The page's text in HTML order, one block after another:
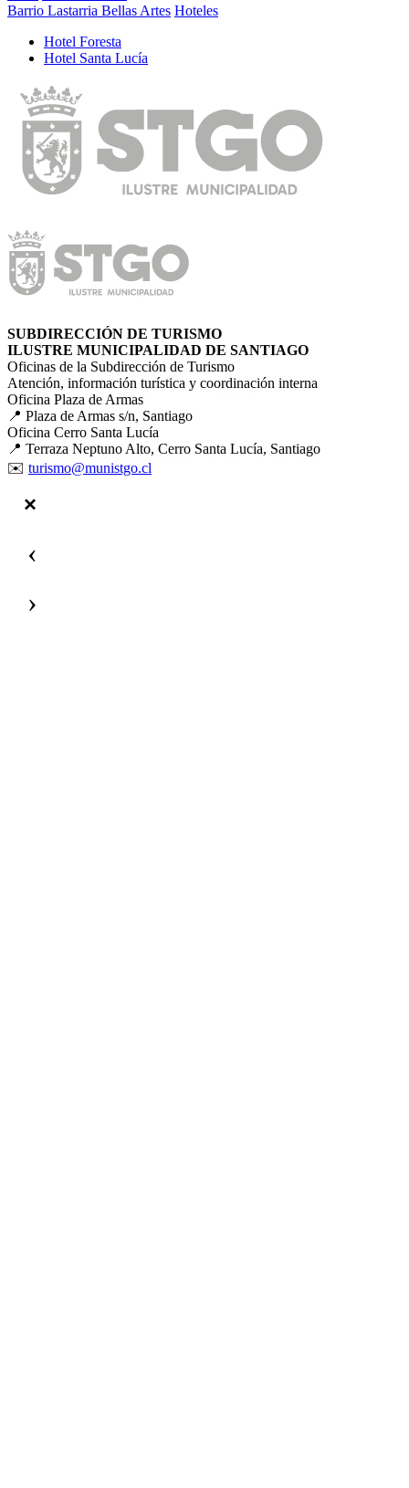
Barrio Lastarria Bellas Artes Hoteles
Hotel Foresta
Hotel Santa Lucí­a
SUBDIRECCIÓN DE TURISMO
ILUSTRE MUNICIPALIDAD DE SANTIAGO
Oficinas de la Subdirección de Turismo
Atención, información turística y coordinación interna
Oficina Plaza de Armas
📍 Plaza de Armas s/n, Santiago
Oficina Cerro Santa Lucía
📍 Terraza Neptuno Alto, Cerro Santa Lucía, Santiago
✉️ turismo@munistgo.cl
‹
›